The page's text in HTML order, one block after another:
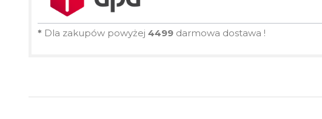
* Dla zakupów powyżej 4499 darmowa dostawa !